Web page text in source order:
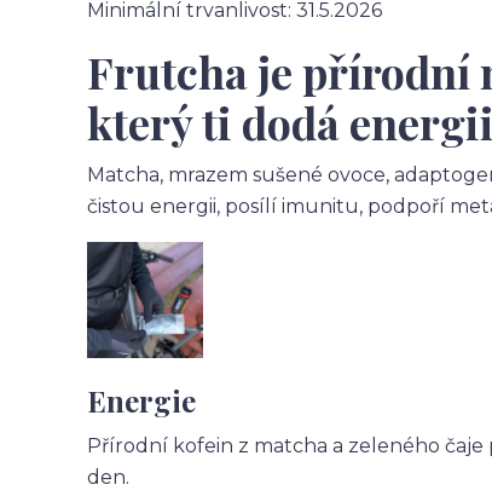
Minimální trvanlivost: 31.5.2026
Frutcha je přírodní
který ti dodá
Matcha, mrazem sušené ovoce,
čistou energii, posílí imunitu, podpoří
Energie
Přírodní kofein z matcha a zeleného
den.